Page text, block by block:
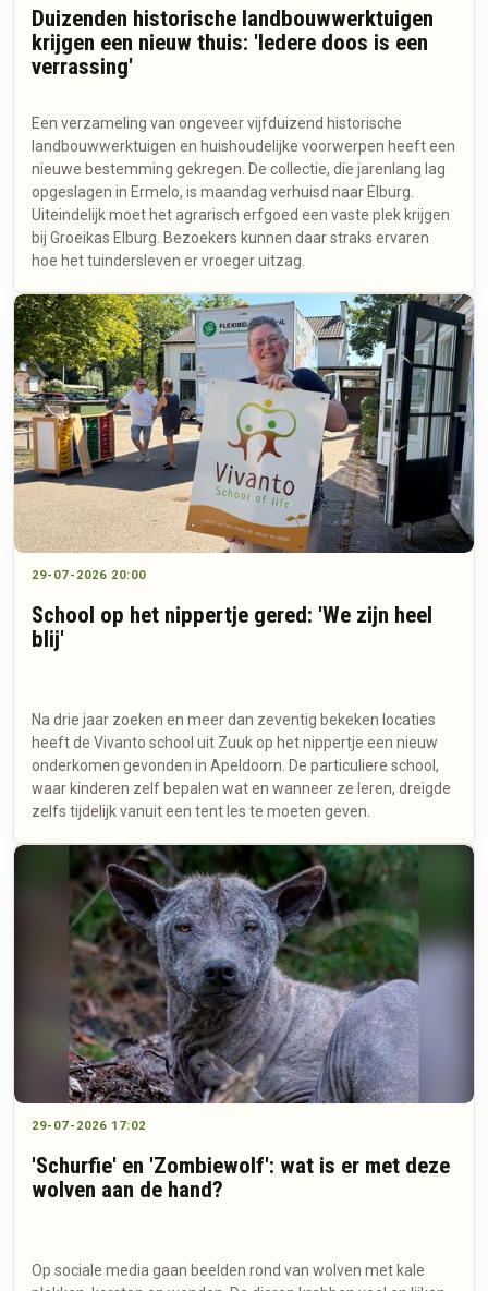
Duizenden historische landbouwwerktuigen
krijgen een nieuw thuis: 'Iedere doos is een
verrassing'
Een verzameling van ongeveer vijfduizend historische
landbouwwerktuigen en huishoudelijke voorwerpen heeft een
nieuwe bestemming gekregen. De collectie, die jarenlang lag
opgeslagen in Ermelo, is maandag verhuisd naar Elburg.
Uiteindelijk moet het agrarisch erfgoed een vaste plek krijgen
bij Groeikas Elburg. Bezoekers kunnen daar straks ervaren
hoe het tuindersleven er vroeger uitzag.
29-07-2026 20:00
School op het nippertje gered: 'We zijn heel
blij'
Na drie jaar zoeken en meer dan zeventig bekeken locaties
heeft de Vivanto school uit Zuuk op het nippertje een nieuw
onderkomen gevonden in Apeldoorn. De particuliere school,
waar kinderen zelf bepalen wat en wanneer ze leren, dreigde
zelfs tijdelijk vanuit een tent les te moeten geven.
29-07-2026 17:02
'Schurfie' en 'Zombiewolf': wat is er met deze
wolven aan de hand?
Op sociale media gaan beelden rond van wolven met kale